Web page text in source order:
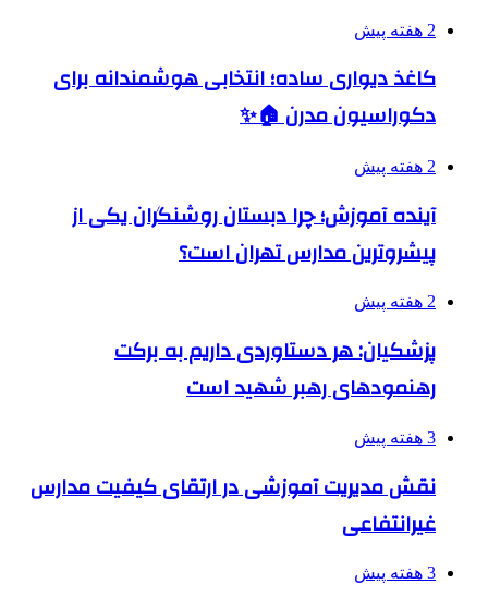
2 هفته پیش
کاغذ دیواری ساده؛ انتخابی هوشمندانه برای
دکوراسیون مدرن 🏠✨
2 هفته پیش
آینده آموزش؛ چرا دبستان روشنگران یکی از
پیشروترین مدارس تهران است؟
2 هفته پیش
پزشکیان: هر دستاوردی داریم به برکت
رهنمودهای رهبر شهید است
3 هفته پیش
نقش مدیریت آموزشی در ارتقای کیفیت مدارس
غیرانتفاعی
3 هفته پیش